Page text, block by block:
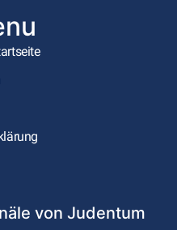
von Judentum